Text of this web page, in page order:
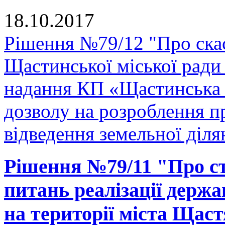
18.10.2017
Рішення №79/12 "Про
Щастинської міської
надання КП «Щастинська
дозволу на розроблення
відведення земельної
Рішення №79/11 "Про
питань реалізації
на території міста